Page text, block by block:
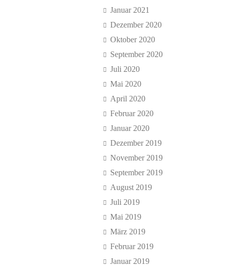
Januar 2021
Dezember 2020
Oktober 2020
September 2020
Juli 2020
Mai 2020
April 2020
Februar 2020
Januar 2020
Dezember 2019
November 2019
September 2019
August 2019
Juli 2019
Mai 2019
März 2019
Februar 2019
Januar 2019